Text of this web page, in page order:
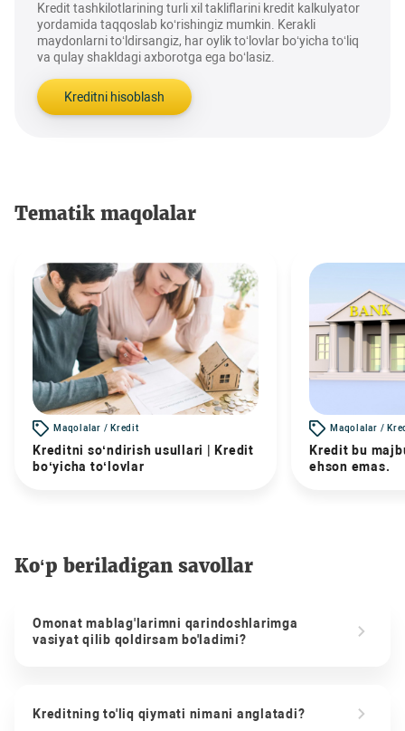
Kredit tashkilotlarining turli xil takliflarini kredit kalkulyator
yordamida taqqoslab ko‘rishingiz mumkin. Kerakli
maydonlarni to‘ldirsangiz, har oylik to‘lovlar bo‘yicha to‘liq
va qulay shakldagi axborotga ega bo‘lasiz.
Kreditni hisoblash
Tematik maqolalar
Maqolalar / Kredit
Kreditni so‘ndirish usullari | Kredit
bo‘yicha to‘lovlar
Maqolalar /
Kredit bu
ehson emas.
Ko‘p beriladigan savollar
Omonat mablag'larimni qarindoshlarimga
vasiyat qilib qoldirsam bo'ladimi?
Kreditning to'liq qiymati nimani anglatadi?